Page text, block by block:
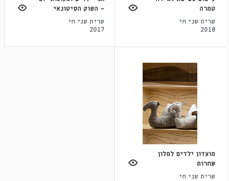
טמרה
שרית שני חי
2018
- השוק הסיטונאי
שרית שני חי
2017
מועדון ילדים למלון
שחרות
שרית שני חי